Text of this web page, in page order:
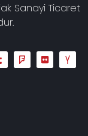
Sanayi Ticaret